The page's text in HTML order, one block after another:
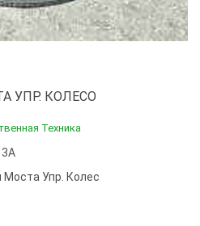
УПР. КОЛЕСО
Техника
Упр. Колес